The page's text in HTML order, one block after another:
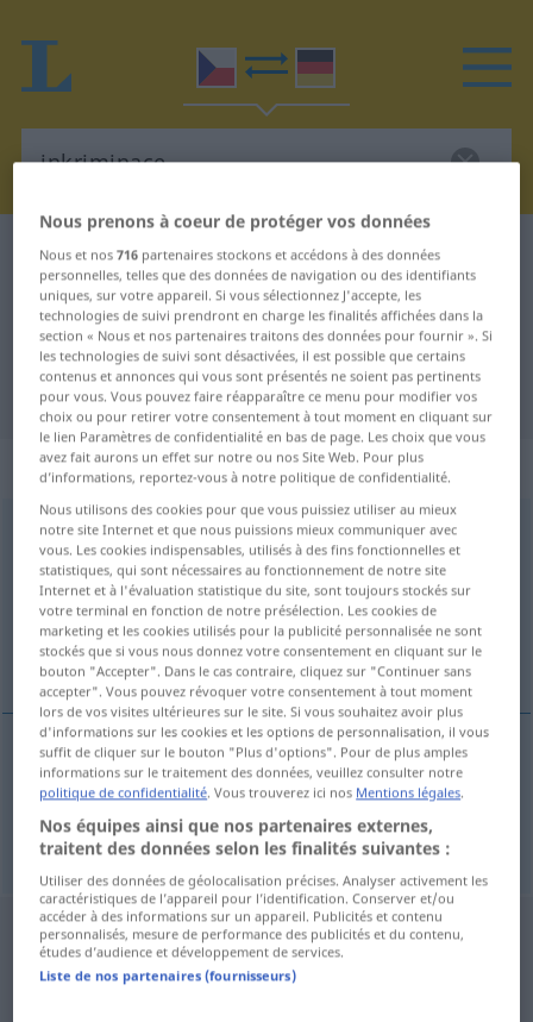
Dictionnaire Tchèque-Allemand inkriminace
Traduction Tchèque-Allemand de
"inkriminace"
"inkriminace" - traduction Allemand
„inkriminace“: feminin
inkriminacef
Vue d'ensemble de toutes les traductions
(Pour plus d'informations, cliquez sur/touchez la traduction)
Inkrimination, Beschuldigung
Inkriminationf inkriminace
Beschuldigungf inkriminace
Nous prenons à coeur de protéger vos données
Nous et nos716 partenaires stockons et accédons à des données
personnelles, telles que des données de navigation ou des identifiants
uniques, sur votre appareil. Si vous sélectionnez J'accepte, les
technologies de suivi prendront en charge les finalités affichées dans la
section « Nous et nos partenaires traitons des données pour fournir ». Si
les technologies de suivi sont désactivées, il est possible que certains
contenus et annonces qui vous sont présentés ne soient pas pertinents
pour vous. Vous pouvez faire réapparaître ce menu pour modifier vos
choix ou pour retirer votre consentement à tout moment en cliquant sur
le lien Paramètres de confidentialité en bas de page. Les choix que vous
avez fait aurons un effet sur notre ou nos Site Web. Pour plus
d’informations, reportez-vous à notre politique de confidentialité.
Nous utilisons des cookies pour que vous puissiez utiliser au mieux
notre site Internet et que nous puissions mieux communiquer avec
vous. Les cookies indispensables, utilisés à des fins fonctionnelles et
statistiques, qui sont nécessaires au fonctionnement de notre site
Internet et à l'évaluation statistique du site, sont toujours stockés sur
votre terminal en fonction de notre présélection. Les cookies de
marketing et les cookies utilisés pour la publicité personnalisée ne sont
stockés que si vous nous donnez votre consentement en cliquant sur le
bouton "Accepter". Dans le cas contraire, cliquez sur "Continuer sans
accepter". Vous pouvez révoquer votre consentement à tout moment
lors de vos visites ultérieures sur le site. Si vous souhaitez avoir plus
d'informations sur les cookies et les options de personnalisation, il vous
suffit de cliquer sur le bouton "Plus d'options". Pour de plus amples
informations sur le traitement des données, veuillez consulter notre
politique de confidentialité. Vous trouverez ici nos Mentions légales.
Nos équipes ainsi que nos partenaires externes,
traitent des données selon les finalités suivantes :
Utiliser des données de géolocalisation précises. Analyser activement les
caractéristiques de l’appareil pour l’identification. Conserver et/ou
accéder à des informations sur un appareil. Publicités et contenu
personnalisés, mesure de performance des publicités et du contenu,
études d’audience et développement de services.
Liste de nos partenaires (fournisseurs)